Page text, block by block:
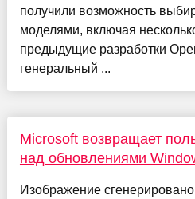
получили возможность
моделями, включая
предыдущие разработки
генеральный ...
Microsoft возвращает
над обновлениями
Изображение